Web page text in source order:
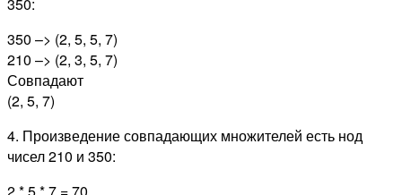
350 –> (2, 5, 5, 7)
210 –> (2, 3, 5, 7)
Совпадают
(2, 5, 7)
4. Произведение совпадающих множителей есть нод
чисел 210 и 350:
2 * 5 * 7 = 70